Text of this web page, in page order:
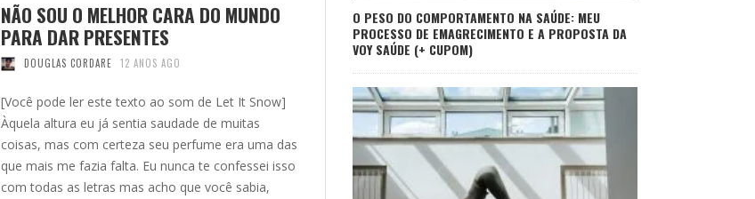
NÃO SOU O MELHOR CARA DO MUNDO
PARA DAR PRESENTES
DOUGLAS CORDARE 12 ANOS AGO
[Você pode ler este texto ao som de Let It Snow]
Àquela altura eu já sentia saudade de muitas
coisas, mas com certeza seu perfume era uma das
que mais me fazia falta. Eu nunca te confessei isso
com todas as letras mas acho que você sabia,
O PESO DO COMPORTAMENTO NA SAÚDE: MEU
PROCESSO DE EMAGRECIMENTO E A PROPOSTA DA
VOY SAÚDE (+ CUPOM)